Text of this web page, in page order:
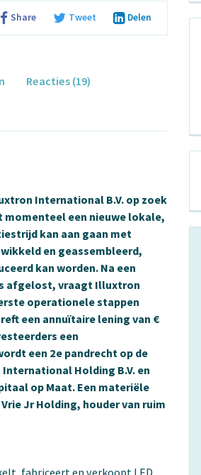
Delen
Tweet
Share
Reacties (19)
International B.V. op zoek
momenteel een nieuwe lokale,
kan aan gaan met
en geassembleerd,
kan worden. Na een
afgelost, vraagt Illuxtron
operationele stappen
een annuïtaire lening van €
een
een 2e pandrecht op de
Holding B.V. en
op Maat. Een materiële
Jr Holding, houder van ruim
fabriceert en verkoopt LED